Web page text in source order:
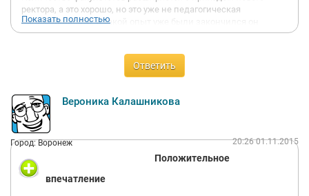
ректора, а это хорошо, но это уже не педагогическая
направленность, и такой опыт уже были закончился он
сокращением этих же кафедр. Студенческая жизнь не
проводятся студентами и довольно красочные, так же
поездки в ДОЛ "Спутник" студентами для проведения КВН,
скрипами, если, что то упустить, коррупция все таки там не
так цветет, поскольку педагогический состав во многих своих
рядах старых взглядов, но к счастью или сожалению их ряды
редеют. Итак в общем и в целом посетите страничку Вуза там
много написано, а я скажу, что не пожалела о выборе, хотя и
не уверена, что легко мне будет с поиском вакансии.
Показать полностью
Ответить
Вероника Калашникова
Город: Воронеж 20:26 01.11.2015
Положительное
впечатление